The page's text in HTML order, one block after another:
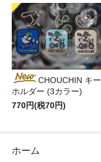
CHOUCHIN キー
ホルダー (3カラー)
770円(税70円)
ホーム